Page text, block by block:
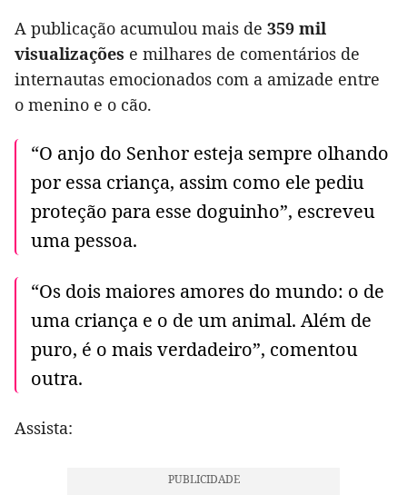
A publicação acumulou mais de 359 mil
visualizações e milhares de comentários de
internautas emocionados com a amizade entre
o menino e o cão.
“O anjo do Senhor esteja sempre olhando
por essa criança, assim como ele pediu
proteção para esse doguinho”, escreveu
uma pessoa.
“Os dois maiores amores do mundo: o de
uma criança e o de um animal. Além de
puro, é o mais verdadeiro”, comentou
outra.
Assista: